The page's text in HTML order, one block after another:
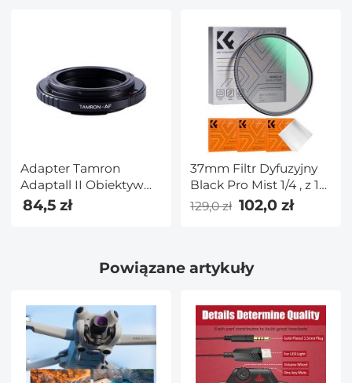
kulowa o ładowności
10KG, płyta szybkiego
uwalniania do podróży
i pracy A234A1
Adapter Tamron
Adaptall II Obiektyw
do Sony A Mount
Aparat
84,5 zł
37mm Filtr Dyfuzyjny
Black Pro Mist 1/4 , z 18
Warstw Nanopowłoki i
3 ściereczkami
129,0 zł 102,0 zł
Powiązane artykuły